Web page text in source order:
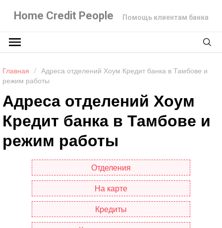
Home Credit People Помощь клиентам банка
Главная / Адреса отделений Хоум Кредит банка в Тамбове и
режим работы
Адреса отделений Хоум
Кредит банка в Тамбове и
режим работы
Отделения
На карте
Кредиты